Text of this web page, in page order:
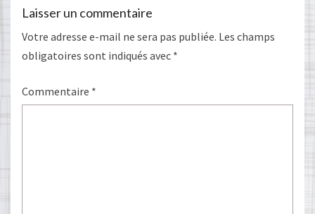
Laisser un commentaire
Votre adresse e-mail ne sera pas publiée. Les champs
obligatoires sont indiqués avec *
Commentaire *